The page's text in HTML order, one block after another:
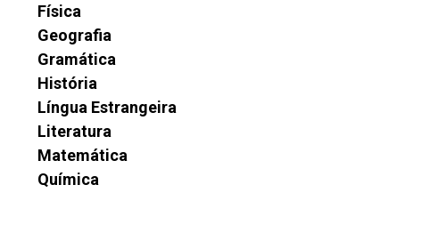
Física
Geografia
Gramática
História
Língua Estrangeira
Literatura
Matemática
Química